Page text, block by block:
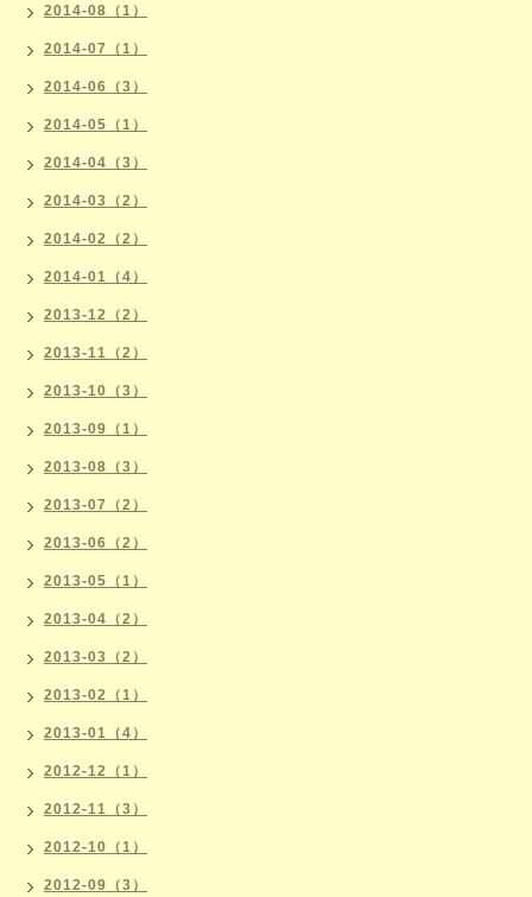
2014-08（1）
2014-07（1）
2014-06（3）
2014-05（1）
2014-04（3）
2014-03（2）
2014-02（2）
2014-01（4）
2013-12（2）
2013-11（2）
2013-10（3）
2013-09（1）
2013-08（3）
2013-07（2）
2013-06（2）
2013-05（1）
2013-04（2）
2013-03（2）
2013-02（1）
2013-01（4）
2012-12（1）
2012-11（3）
2012-10（1）
2012-09（3）